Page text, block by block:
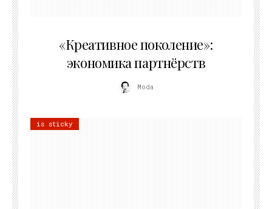
«Креативное поколение»:
экономика партнёрств
Moda
is sticky